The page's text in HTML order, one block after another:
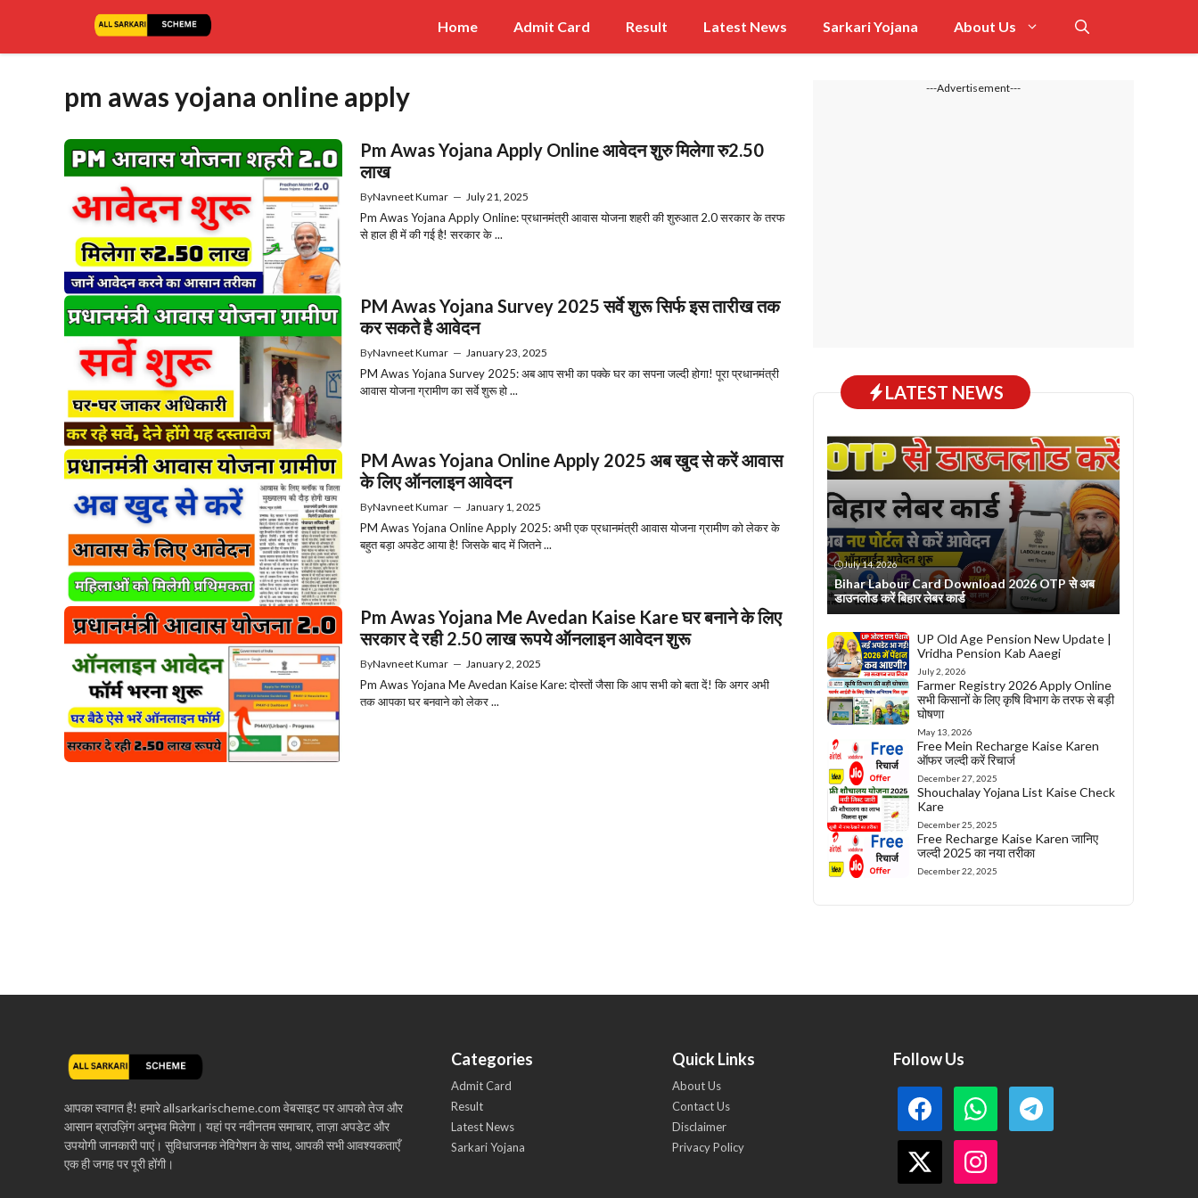
content
Home Admit Card Result Latest News Sarkari Yojana About Us
pm awas yojana online apply
Pm Awas Yojana Apply Online आवेदन शुरु मिलेगा रु2.50
लाख
ByNavneet Kumar — July 21, 2025
Pm Awas Yojana Apply Online: प्रधानमंत्री आवास योजना शहरी की शुरुआत 2.0 सरकार के तरफ
से हाल ही में की गई है! सरकार के ...
PM Awas Yojana Survey 2025 सर्वे शुरू सिर्फ इस तारीख तक
कर सकते है आवेदन
ByNavneet Kumar — January 23, 2025
PM Awas Yojana Survey 2025: अब आप सभी का पक्के घर का सपना जल्दी होगा! पूरा प्रधानमंत्री
आवास योजना ग्रामीण का सर्वे शुरू हो ...
PM Awas Yojana Online Apply 2025 अब खुद से करें आवास
के लिए ऑनलाइन आवेदन
ByNavneet Kumar — January 1, 2025
PM Awas Yojana Online Apply 2025: अभी एक प्रधानमंत्री आवास योजना ग्रामीण को लेकर के
बहुत बड़ा अपडेट आया है! जिसके बाद में जितने ...
Pm Awas Yojana Me Avedan Kaise Kare घर बनाने के लिए
सरकार दे रही 2.50 लाख रूपये ऑनलाइन आवेदन शुरू
ByNavneet Kumar — January 2, 2025
Pm Awas Yojana Me Avedan Kaise Kare: दोस्तों जैसा कि आप सभी को बता दें! कि अगर अभी
तक आपका घर बनवाने को लेकर ...
---Advertisement---
LATEST NEWS
July 14, 2026
Bihar Labour Card Download 2026 OTP से अब
डाउनलोड करें बिहार लेबर कार्ड
UP Old Age Pension New Update |
Vridha Pension Kab Aaegi
July 2, 2026
Farmer Registry 2026 Apply Online
सभी किसानों के लिए कृषि विभाग के तरफ से बड़ी
घोषणा
May 13, 2026
Free Mein Recharge Kaise Karen
ऑफर जल्दी करें रिचार्ज
December 27, 2025
Shouchalay Yojana List Kaise Check
Kare
December 25, 2025
Free Recharge Kaise Karen जानिए
जल्दी 2025 का नया तरीका
December 22, 2025
आपका स्वागत है! हमारे allsarkarischeme.com वेबसाइट पर आपको तेज और
आसान ब्राउज़िंग अनुभव मिलेगा। यहां पर नवीनतम समाचार, ताज़ा अपडेट और
उपयोगी जानकारी पाएं। सुविधाजनक नेविगेशन के साथ, आपकी सभी आवश्यकताएँ
एक ही जगह पर पूरी होंगी।
Categories
Admit Card
Result
Latest News
Sarkari Yojana
Quick Links
About Us
Contact Us
Disclaimer
Privacy Policy
Follow Us